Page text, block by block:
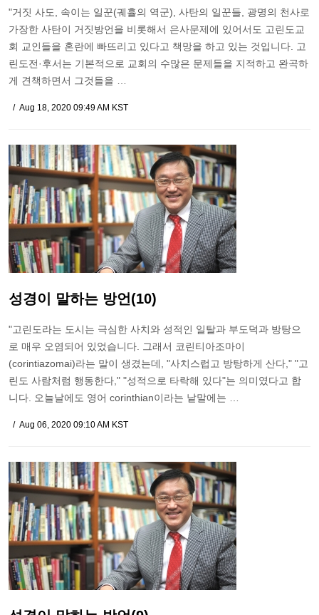
"거짓 사도, 속이는 일꾼(궤휼의 역군), 사탄의 일꾼들, 광명의 천사로
가장한 사탄이 거짓방언을 비롯해서 은사문제에 있어서도 고린도교
회 교인들을 혼란에 빠뜨리고 있다고 책망을 하고 있는 것입니다. 고
린도전·후서는 기본적으로 교회의 수많은 문제들을 지적하고 완곡하
게 견책하면서 그것들을 …
Aug 18, 2020 09:49 AM KST
성경이 말하는 방언(10)
"고린도라는 도시는 극심한 사치와 성적인 일탈과 부도덕과 방탕으
로 매우 오염되어 있었습니다. 그래서 코린티아조마이
(corintiazomai)라는 말이 생겼는데, "사치스럽고 방탕하게 산다," "고
린도 사람처럼 행동한다," "성적으로 타락해 있다"는 의미였다고 합
니다. 오늘날에도 영어 corinthian이라는 낱말에는 …
Aug 06, 2020 09:10 AM KST